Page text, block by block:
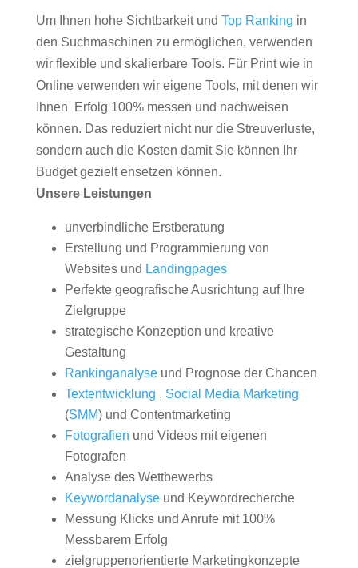
Um Ihnen hohe Sichtbarkeit und Top Ranking in
den Suchmaschinen zu ermöglichen, verwenden
wir flexible und skalierbare Tools. Für Print wie in
Online verwenden wir eigene Tools, mit denen wir
Ihnen Erfolg 100% messen und nachweisen
können. Das reduziert nicht nur die Streuverluste,
sondern auch die Kosten damit Sie können Ihr
Budget gezielt ensetzen können.
Unsere Leistungen
unverbindliche Erstberatung
Erstellung und Programmierung von
Websites und Landingpages
Perfekte geografische Ausrichtung auf Ihre
Zielgruppe
strategische Konzeption und kreative
Gestaltung
Rankinganalyseund Prognose der Chancen
Textentwicklung , Social Media Marketing
(SMM) und Contentmarketing
Fotografien und Videos mit eigenen
Fotografen
Analyse des Wettbewerbs
Keywordanalyseund Keywordrecherche
Messung Klicks und Anrufe mit 100%
Messbarem Erfolg
zielgruppenorientierte Marketingkonzepte